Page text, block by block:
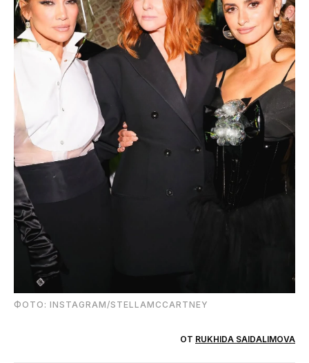
ФОТО: INSTAGRAM/STELLAMCCARTNEY
ОТ RUKHIDA SAIDALIMOVA